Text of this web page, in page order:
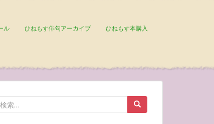
ル ひねもす俳句アーカイブ ひねもす本購入
検